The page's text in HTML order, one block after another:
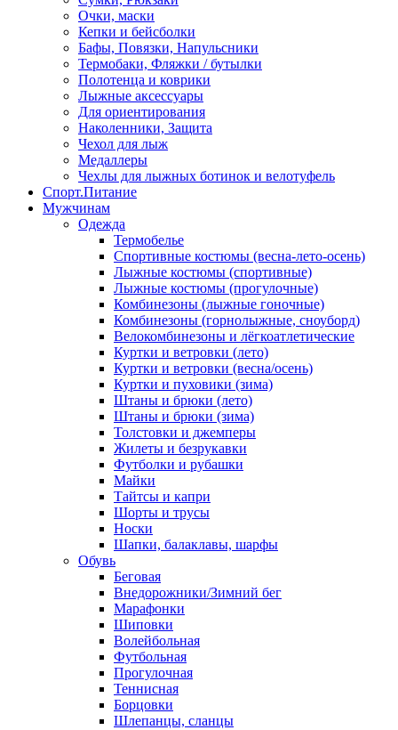
Очки, маски
Кепки и бейсболки
Бафы, Повязки, Напульсники
Термобаки, Фляжки / бутылки
Полотенца и коврики
Лыжные аксессуары
Для ориентирования
Наколенники, Защита
Чехол для лыж
Медаллеры
Чехлы для лыжных ботинок и велотуфель
Спорт.Питание
Мужчинам
Одежда
Термобелье
Спортивные костюмы (весна-лето-осень)
Лыжные костюмы (спортивные)
Лыжные костюмы (прогулочные)
Комбинезоны (лыжные гоночные)
Комбинезоны (горнолыжные, сноуборд)
Велокомбинезоны и лёгкоатлетические
Куртки и ветровки (лето)
Куртки и ветровки (весна/осень)
Куртки и пуховики (зима)
Штаны и брюки (лето)
Штаны и брюки (зима)
Толстовки и джемперы
Жилеты и безрукавки
Футболки и рубашки
Майки
Тайтсы и капри
Шорты и трусы
Носки
Шапки, балаклавы, шарфы
Обувь
Беговая
Внедорожники/Зимний бег
Марафонки
Шиповки
Волейбольная
Футбольная
Прогулочная
Теннисная
Борцовки
Шлепанцы, сланцы